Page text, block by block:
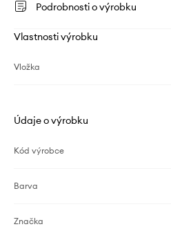
Podrobnosti o výrobku
Vlastnosti výrobku
Vložka
Údaje o výrobku
Kód výrobce
Barva
Značka